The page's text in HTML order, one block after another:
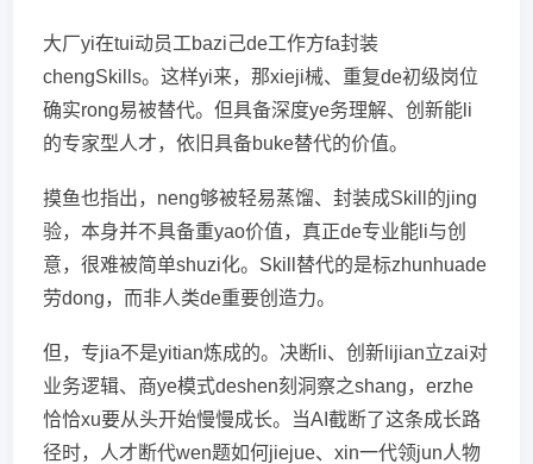
大厂yi在tui动员工bazi己de工作方fa封装
chengSkills。这样yi来，那xieji械、重复de初级岗位
确实rong易被替代。但具备深度ye务理解、创新能li
的专家型人才，依旧具备buke替代的价值。
摸鱼也指出，neng够被轻易蒸馏、封装成Skill的jing
验，本身并不具备重yao价值，真正de专业能li与创
意，很难被简单shuzi化。Skill替代的是标zhunhuade
劳dong，而非人类de重要创造力。
但，专jia不是yitian炼成的。决断li、创新lijian立zai对
业务逻辑、商ye模式deshen刻洞察之shang，erzhe
恰恰xu要从头开始慢慢成长。当AI截断了这条成长路
径时，人才断代wen题如何jiejue、xin一代领jun人物